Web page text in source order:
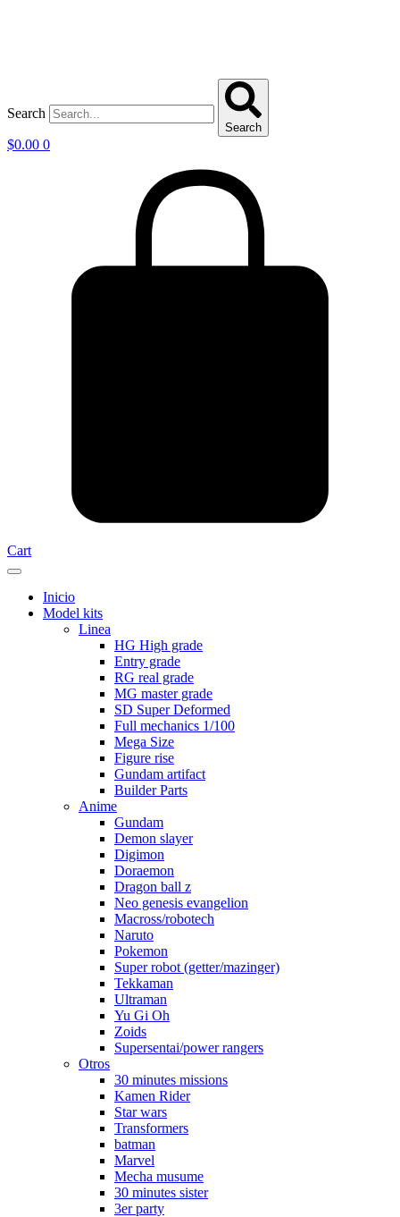
Search
Search
$0.00 0
Cart
Inicio
Model kits
Linea
HG High grade
Entry grade
RG real grade
MG master grade
SD Super Deformed
Full mechanics 1/100
Mega Size
Figure rise
Gundam artifact
Builder Parts
Anime
Gundam
Demon slayer
Digimon
Doraemon
Dragon ball z
Neo genesis evangelion
Macross/robotech
Naruto
Pokemon
Super robot (getter/mazinger)
Tekkaman
Ultraman
Yu Gi Oh
Zoids
Supersentai/power rangers
Otros
30 minutes missions
Kamen Rider
Star wars
Transformers
batman
Marvel
Mecha musume
30 minutes sister
3er party